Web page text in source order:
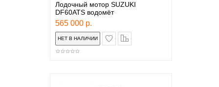
Лодочный мотор SUZUKI
DF60ATS водомёт
565 000 р.
в закладки